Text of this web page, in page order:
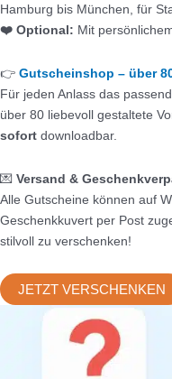
Hamburg bis München, für
❤️ Optional: Mit
👉 Gutscheinshop – über
Für jeden Anlass das
über 80 liebevoll gestaltete
sofort downloadbar.
💌 Versand &
Alle Gutscheine können auf
Geschenkkuvert per Post
stilvoll zu verschenken!
JETZT VERSCHENKEN